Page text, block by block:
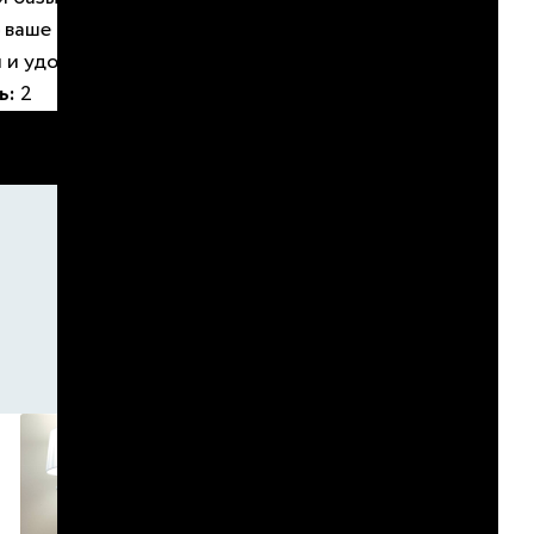
пребывание будет максимально
удобным.
2